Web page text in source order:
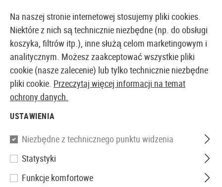
EUROPEJSKI AIRSOFT SKLEP I HURTOWNIA
Strona główna
83 Produkty
Na naszej stronie internetowej stosujemy pliki cookies.
Niektóre z nich są technicznie niezbędne (np. do obsługi
koszyka, filtrów itp.), inne służą celom marketingowym i
analitycznym. Możesz zaakceptować wszystkie pliki
cookie (nasze zalecenie) lub tylko technicznie niezbędne
pliki cookie. Przeczytaj więcej informacji na temat
ochrony danych.
USTAWIENIA
Niezbędne z technicznego punktu widzenia
Statystyki
Funkcje komfortowe